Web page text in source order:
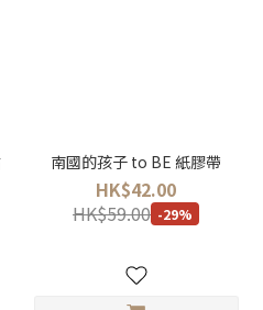
南國的孩子 to BE 紙膠帶
HK$42.00
HK$59.00 -29%